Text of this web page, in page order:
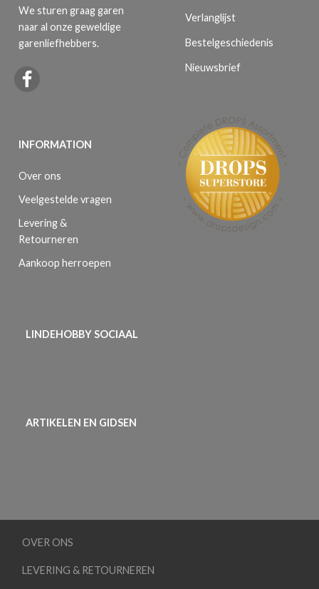
We sturen graag garen
naar al onze geweldige
garenliefhebbers.
INFORMATION
Over ons
Veelgestelde vragen
Levering &
Retourneren
Aankoop herroepen
Verlanglijst
Bestelgeschiedenis
Nieuwsbrief
LINDEHOBBY SOCIAAL
ARTIKELEN EN GIDSEN
OVER ONS
LEVERING & RETOURNEREN